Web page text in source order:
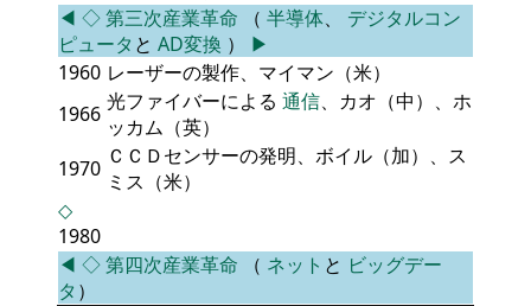
◀ ◇第三次産業革命 （ 半導体、 デジタルコン
ピュータ と AD変換 ） ▶
1960 レーザーの製作、マイマン（米）
1966 光ファイバーによる 通信、カオ（中）、ホ
ッカム（英）
1970 ＣＣＤセンサーの発明、ボイル（加）、ス
ミス（米）
◇
1980
◀ ◇第四次産業革命 （ ネット と ビッグデー
タ ）